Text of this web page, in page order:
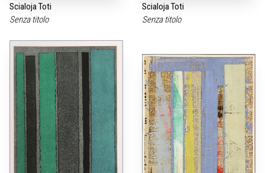
Scialoja Toti
Senza titolo
Scialoja Toti
Senza titolo